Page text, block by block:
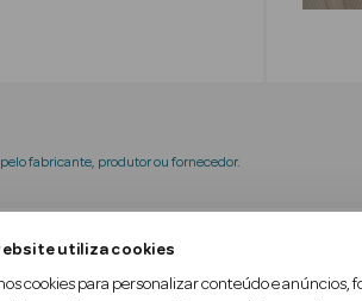
utiliza cookies
cookies para personalizar conteúdo e anúncios,
fabricante, produtor ou fornecedor.
indicações